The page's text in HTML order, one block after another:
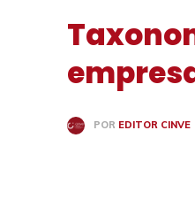
POR EDITOR CINVE